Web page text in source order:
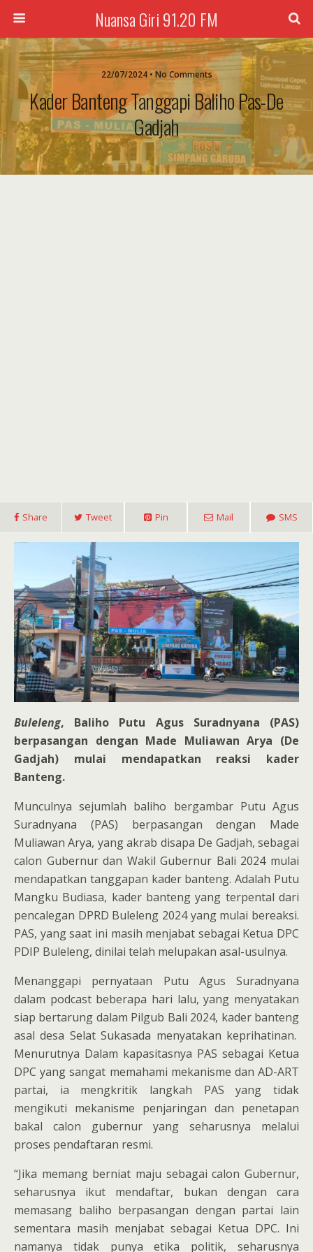
Nuansa Giri 91.20 FM
22/07/2024 • No Comments
Kader Banteng Tanggapi Baliho Pas-De
Gadjah
Share Tweet Pin Mail SMS
Buleleng, Baliho Putu Agus Suradnyana (PAS)
berpasangan dengan Made Muliawan Arya (De
Gadjah) mulai mendapatkan reaksi kader
Banteng.
Munculnya sejumlah baliho bergambar Putu Agus
Suradnyana (PAS) berpasangan dengan Made
Muliawan Arya, yang akrab disapa De Gadjah, sebagai
calon Gubernur dan Wakil Gubernur Bali 2024 mulai
mendapatkan tanggapan kader banteng. Adalah Putu
Mangku Budiasa, kader banteng yang terpental dari
pencalegan DPRD Buleleng 2024 yang mulai bereaksi.
PAS, yang saat ini masih menjabat sebagai Ketua DPC
PDIP Buleleng, dinilai telah melupakan asal-usulnya.
Menanggapi pernyataan Putu Agus Suradnyana
dalam podcast beberapa hari lalu, yang menyatakan
siap bertarung dalam Pilgub Bali 2024, kader banteng
asal desa Selat Sukasada menyatakan keprihatinan.
Menurutnya Dalam kapasitasnya PAS sebagai Ketua
DPC yang sangat memahami mekanisme dan AD-ART
partai, ia mengkritik langkah PAS yang tidak
mengikuti mekanisme penjaringan dan penetapan
bakal calon gubernur yang seharusnya melalui
proses pendaftaran resmi.
“Jika memang berniat maju sebagai calon Gubernur,
seharusnya ikut mendaftar, bukan dengan cara
memasang baliho berpasangan dengan partai lain
sementara masih menjabat sebagai Ketua DPC. Ini
namanya tidak punya etika politik, seharusnya